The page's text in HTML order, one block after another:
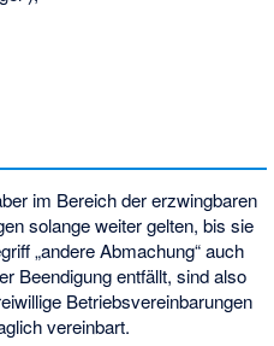
im Bereich der erzwingbaren
solange weiter gelten, bis sie
„andere Abmachung“ auch
Beendigung entfällt, sind also
Betriebsvereinbarungen
vereinbart.